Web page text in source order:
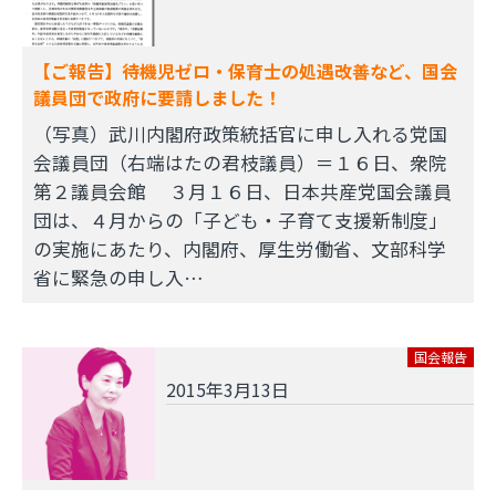
【ご報告】待機児ゼロ・保育士の処遇改善など、国会
議員団で政府に要請しました！
（写真）武川内閣府政策統括官に申し入れる党国
会議員団（右端はたの君枝議員）＝１６日、衆院
第２議員会館 ３月１６日、日本共産党国会議員
団は、４月からの「子ども・子育て支援新制度」
の実施にあたり、内閣府、厚生労働省、文部科学
省に緊急の申し入…
国会報告
2015年3月13日